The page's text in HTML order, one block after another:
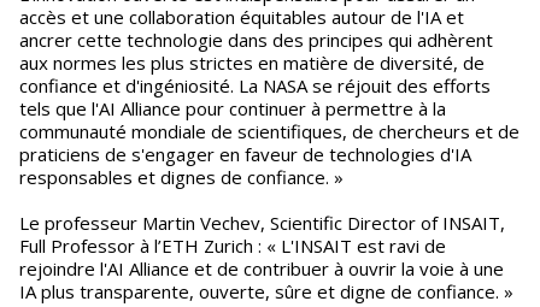
accès et une collaboration équitables autour de l'IA et
ancrer cette technologie dans des principes qui adhèrent
aux normes les plus strictes en matière de diversité, de
confiance et d'ingéniosité. La NASA se réjouit des efforts
tels que l'AI Alliance pour continuer à permettre à la
communauté mondiale de scientifiques, de chercheurs et de
praticiens de s'engager en faveur de technologies d'IA
responsables et dignes de confiance. »
Le professeur Martin Vechev, Scientific Director of INSAIT,
Full Professor à l’ETH Zurich : « L'INSAIT est ravi de
rejoindre l'AI Alliance et de contribuer à ouvrir la voie à une
IA plus transparente, ouverte, sûre et digne de confiance. »